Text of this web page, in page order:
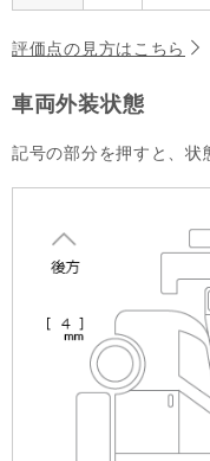
評価点の見方はこちら
車両外装状態
記号の部分を押すと、状